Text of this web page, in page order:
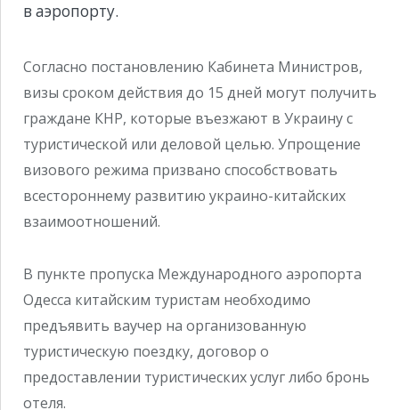
в аэропорту.
Согласно постановлению Кабинета Министров,
визы сроком действия до 15 дней могут получить
граждане КНР, которые въезжают в Украину с
туристической или деловой целью. Упрощение
визового режима призвано способствовать
всестороннему развитию украино-китайских
взаимоотношений.
В пункте пропуска Международного аэропорта
Одесса китайским туристам необходимо
предъявить ваучер на организованную
туристическую поездку, договор о
предоставлении туристических услуг либо бронь
отеля.